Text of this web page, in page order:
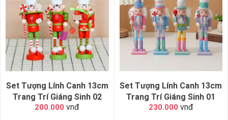
Set Tượng Lính Canh 13cm
Trang Trí Giáng Sinh 02
200.000 vnđ
Set Tượng Lính Canh 13cm
Trang Trí Giáng Sinh 01
230.000 vnđ